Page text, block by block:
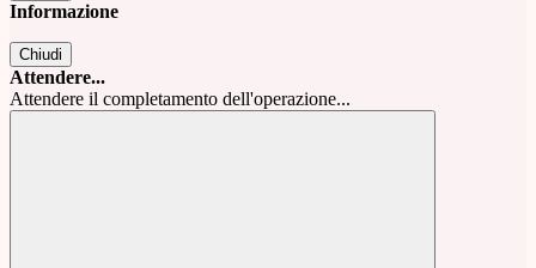
Informazione
Chiudi
Attendere...
Attendere il completamento dell'operazione...